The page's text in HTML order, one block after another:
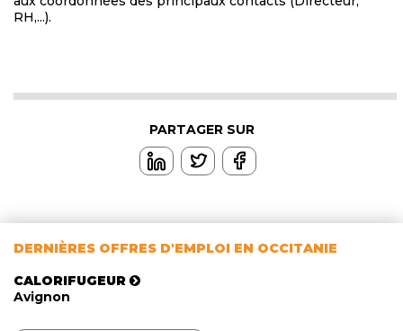
RH,...).
PARTAGER SUR
DERNIÈRES OFFRES D'EMPLOI EN OCCITANIE
CALORIFUGEUR
Avignon